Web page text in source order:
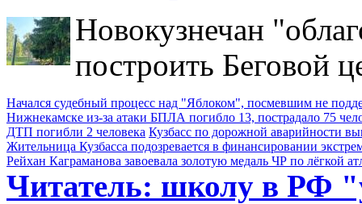
Новокузнечан
построить Беговой
Начался судебный процесс над "Яблоком", посмевшим не
Нижнекамске из-за атаки БПЛА погибло 13, пострадало 75
ДТП погибли 2 человека Кузбасс по дорожной аварийности
Жительница Кузбасса подозревается в финансировании
Рейхан Каграманова завоевала золотую медаль ЧР по лёгкой
Читатель: школу в РФ